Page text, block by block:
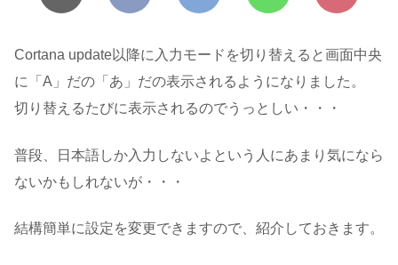
Cortana update以降に入力モードを切り替えると画面中央
に「A」だの「あ」だの表示されるようになりました。
切り替えるたびに表示されるのでうっとしい・・・
普段、日本語しか入力しないよという人にあまり気になら
ないかもしれないが・・・
結構簡単に設定を変更できますので、紹介しておきます。